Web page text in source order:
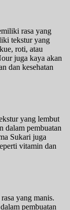
rasa yang
tekstur yang
roti, atau
juga kaya akan
dan kesehatan
yang lembut
dalam pembuatan
Sukari juga
vitamin dan
yang manis.
pembuatan